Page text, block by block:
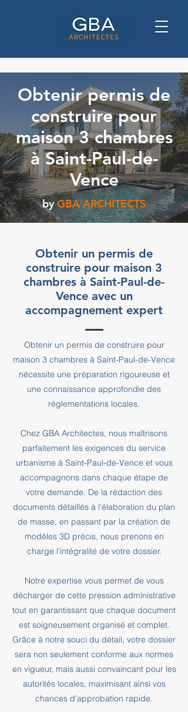
Obtenir permis de
construire pour
maison 3 chambres
à Saint-Paul-de-
Vence
by GBA ARCHITECTS
Obtenir un permis de
construire pour maison 3
chambres à Saint-Paul-de-
Vence avec un
accompagnement expert
Obtenir un permis de construire pour
maison 3 chambres à Saint-Paul-de-Vence
nécessite une préparation rigoureuse et
une connaissance approfondie des
réglementations locales.
Chez GBA Architectes, nous maîtrisons
parfaitement les exigences du service
urbanisme à Saint-Paul-de-Vence et vous
accompagnons dans chaque étape de
votre demande. De la rédaction des
documents détaillés à l'élaboration du plan
de masse, en passant par la création de
modèles 3D précis, nous prenons en
charge l'intégralité de votre dossier.
Notre expertise vous permet de vous
décharger de cette pression administrative
tout en garantissant que chaque document
est soigneusement organisé et complet.
Grâce à notre souci du détail, votre dossier
sera non seulement conforme aux normes
en vigueur, mais aussi convaincant pour les
autorités locales, maximisant ainsi vos
chances d'approbation rapide.